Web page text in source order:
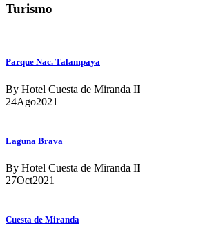
Turismo
Parque Nac. Talampaya
By Hotel Cuesta de Miranda II
24Ago2021
Laguna Brava
By Hotel Cuesta de Miranda II
27Oct2021
Cuesta de Miranda